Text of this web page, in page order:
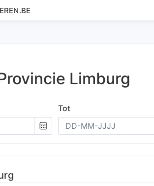
Limburg
Kies
een
datum
Tot